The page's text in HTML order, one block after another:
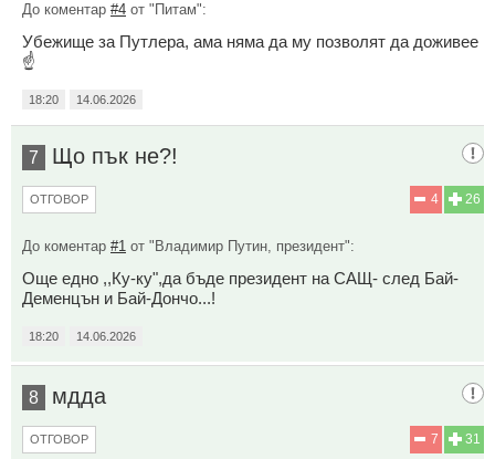
До коментар #4 от "Питам":
Убежище за Путлера, ама няма да му позволят да доживее
☝️
18:20 14.06.2026
7 Що пък не?!
26
4
ОТГОВОР
До коментар #1 от "Владимир Путин, президент":
Още едно ,,Ку-ку",да бъде президент на САЩ- след Бай-
Деменцън и Бай-Дончо...!
18:20 14.06.2026
8 мдда
31
7
ОТГОВОР